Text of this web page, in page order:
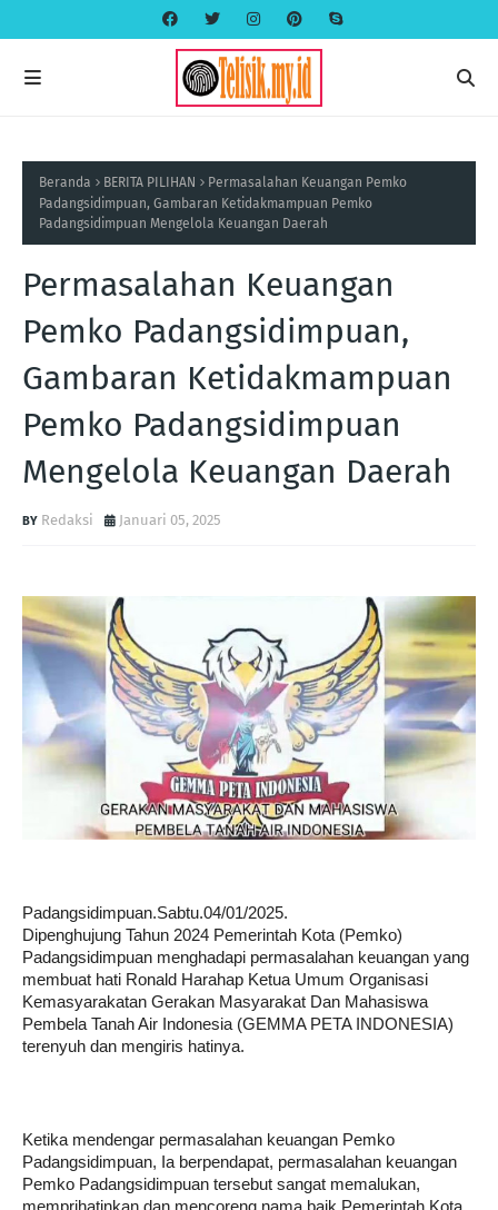
Beranda BERITA PILIHAN
Permasalahan Keuangan Pemko
Padangsidimpuan, Gambaran Ketidakmampuan Pemko
Padangsidimpuan Mengelola Keuangan Daerah
Permasalahan Keuangan
Pemko Padangsidimpuan,
Gambaran Ketidakmampuan
Pemko Padangsidimpuan
Mengelola Keuangan Daerah
Redaksi Januari 05, 2025
Padangsidimpuan.Sabtu.04/01/2025.
Dipenghujung Tahun 2024 Pemerintah Kota (Pemko)
Padangsidimpuan menghadapi permasalahan keuangan yang
membuat hati Ronald Harahap Ketua Umum Organisasi
Kemasyarakatan Gerakan Masyarakat Dan Mahasiswa
Pembela Tanah Air Indonesia (GEMMA PETA INDONESIA)
terenyuh dan mengiris hatinya.
Ketika mendengar permasalahan keuangan Pemko
Padangsidimpuan, Ia berpendapat, permasalahan keuangan
Pemko Padangsidimpuan tersebut sangat memalukan,
memprihatinkan dan mencoreng nama baik Pemerintah Kota